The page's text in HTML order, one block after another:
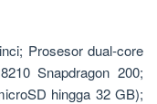
Prosesor dual-core
Snapdragon 200;
hingga 32 GB);